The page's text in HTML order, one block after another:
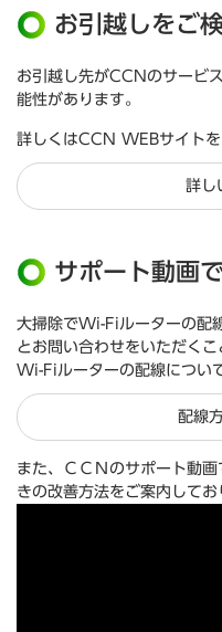
お引越しをご
お引越し先がCCNのサービ
能性があります。
詳しくはCCN WEBサイトを
詳し
サポート動画
大掃除でWi-Fiルーターの配
とお問い合わせをいただくこ
Wi-Fiルーターの配線につい
配線
また、ＣＣＮのサポート動
きの改善方法をご案内して